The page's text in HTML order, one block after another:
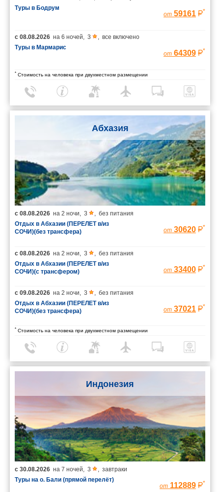
Туры в Бодрум
от 59161 *
с 08.08.2026 на 6 ночей, 3 , все включено
Туры в Мармарис
от 64309 *
* Стоимость на человека при двухместном размещении
Абхазия
с 08.08.2026 на 2 ночи, 3 , без питания
Отдых в Абхазии (ПЕРЕЛЕТ в/из
СОЧИ)(без трансфера)
от 30620 *
с 08.08.2026 на 2 ночи, 3 , без питания
Отдых в Абхазии (ПЕРЕЛЕТ в/из
СОЧИ)(с трансфером)
от 33400 *
с 09.08.2026 на 2 ночи, 3 , без питания
Отдых в Абхазии (ПЕРЕЛЕТ в/из
СОЧИ)(без трансфера)
от 37021 *
* Стоимость на человека при двухместном размещении
Индонезия
с 30.08.2026 на 7 ночей, 3 , завтраки
Туры на о. Бали (прямой перелёт)
от 112889 *